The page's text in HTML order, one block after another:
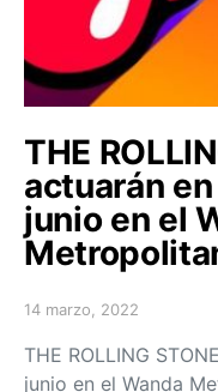
THE
actuarán
junio en el
Posted on
14 marzo, 2022
THE ROLLING
junio en el Wanda